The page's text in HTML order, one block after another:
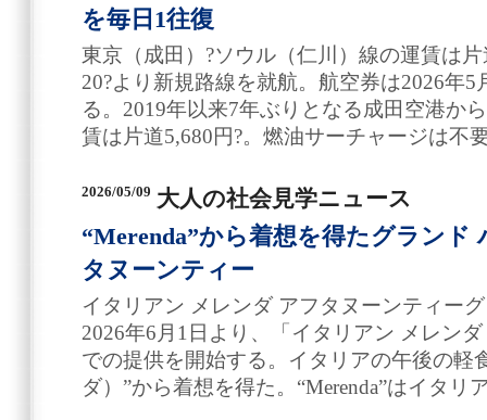
を毎日1往復
東京（成田）?ソウル（仁川）線の運賃は片
20?より新規路線を就航。航空券は2026年5
る。2019年以来7年ぶりとなる成田空港か
賃は片道5,680円?。燃油サーチャージは不
2026/05/09 大人の社会見学ニュース
“Merenda”から着想を得たグランド
タヌーンティー
イタリアン メレンダ アフタヌーンティー
2026年6月1日より、「イタリアン メレン
での提供を開始する。イタリアの午後の軽
ダ）”から着想を得た。“Merenda”はイタ